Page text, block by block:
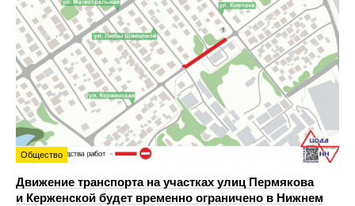
Общество
Движение транспорта на участках улиц Пермякова
и Керженской будет временно ограничено в Нижнем